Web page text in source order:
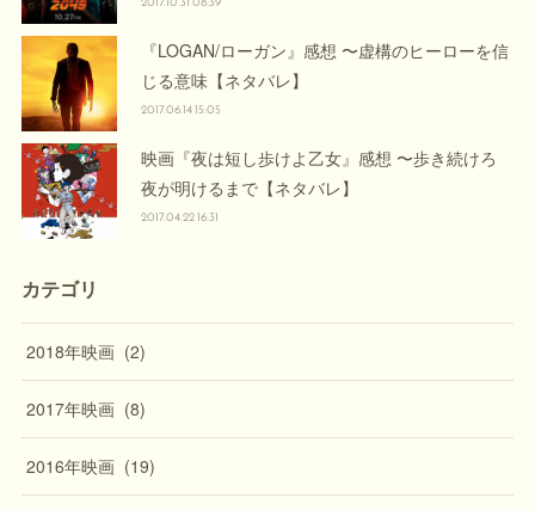
2017.10.31 08:39
『LOGAN/ローガン』感想 〜虚構のヒーローを信
じる意味【ネタバレ】
2017.06.14 15:05
映画『夜は短し歩けよ乙女』感想 〜歩き続けろ
夜が明けるまで【ネタバレ】
2017.04.22 16:31
カテゴリ
2018年映画 (2)
2017年映画 (8)
2016年映画 (19)